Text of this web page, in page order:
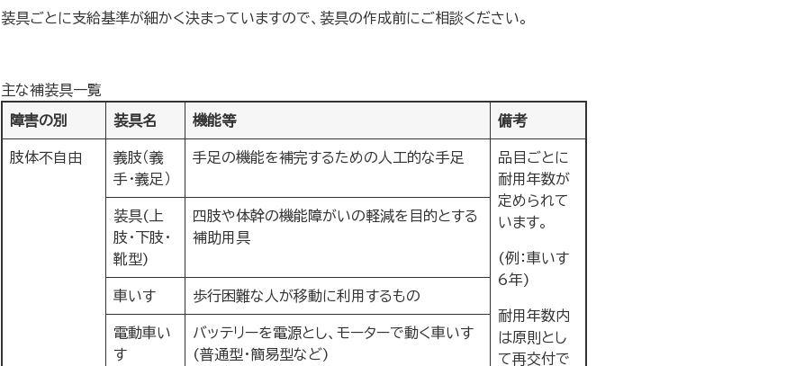
装具ごとに支給基準が細かく決まっていますので、装具の作成前にご相談ください。
主な補装具一覧
障害の別 装具名 機能等 備考
肢体不自由
義肢（義
手・義足）
手足の機能を補完するための人工的な手足
品目ごとに
耐用年数が
定められて
います。
(例：車いす
6年)
耐用年数内
は原則とし
て再交付で
装具(上
肢・下肢・
靴型)
四肢や体幹の機能障がいの軽減を目的とする
補助用具
車いす 歩行困難な人が移動に利用するもの
電動車い
す
バッテリーを電源とし、モーターで動く車いす
(普通型・簡易型など)